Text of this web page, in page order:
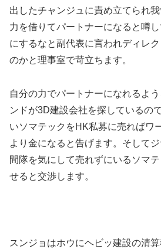
出したチャンジュに責め立てられ
力を借りてパートナーになると噂
にするなと副代表に言われディレ
のかと理事室で苛立ちます。
自分の力でパートナーになれるよ
ンドが3D建設会社を探しているの
いソマテックをHK私募に売ればワ
より金になると告げます。そして
間隊を気にして売れずにいるソマ
せると交渉します。
スンジョはホウにヘビッ建設の清